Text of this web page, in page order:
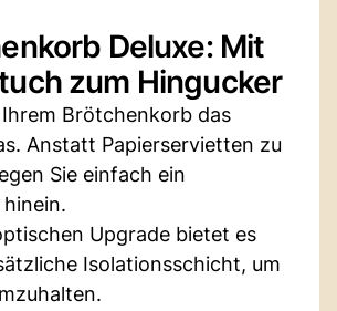
Deluxe: Mit
zum Hingucker
Ihrem Brötchenkorb das
Anstatt Papierservietten zu
Sie einfach ein
Upgrade bietet es
Isolationsschicht, um